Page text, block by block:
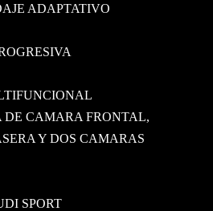
ADAPTATIVO
DE CAMARA FRONTAL,
Y DOS CAMARAS
SPORT